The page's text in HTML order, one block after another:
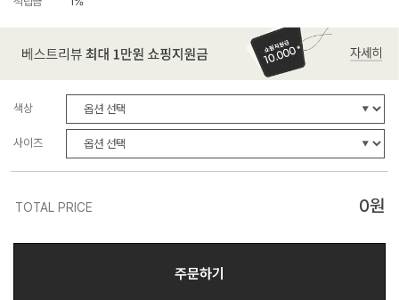
색상
사이즈
TOTAL PRICE 0원
주문하기